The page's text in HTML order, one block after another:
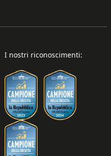
I nostri riconoscimenti: